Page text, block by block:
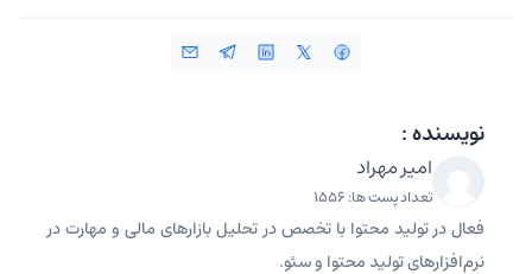
نویسنده :
امیر مهراد
تعداد پست ها: 1556
فعال در تولید محتوا با تخصص در تحلیل بازارهای مالی و مهارت در
نرم‌افزارهای تولید محتوا و سئو.